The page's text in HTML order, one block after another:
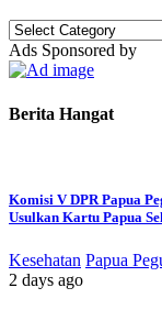
Lihat
Topik
Berita
Dari
Ads Sponsored by
Berita Hangat
Komisi V DPR Papua
Usulkan Kartu Papua
Kesehatan Papua
2 days ago